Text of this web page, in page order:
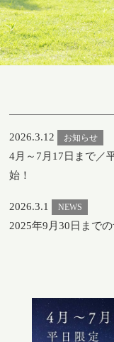
2026.3.12 お知らせ
4月～7月17日まで／
始！
2026.3.1 NEWS
2025年9月30日まで